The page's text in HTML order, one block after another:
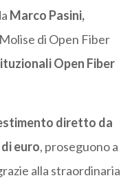
Marco Pasini,
di Open Fiber
Open Fiber
diretto da
euro, proseguono a
alla straordinaria